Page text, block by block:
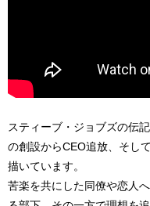
スティーブ・ジョブズの伝
の創設からCEO追放、そし
描いています。
苦楽を共にした同僚や恋人